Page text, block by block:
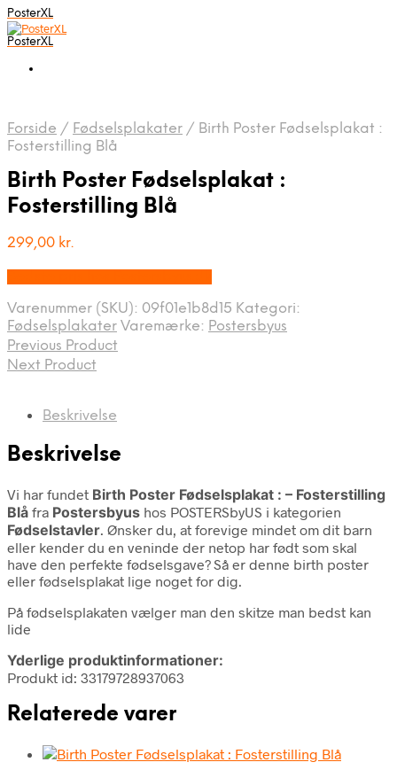
PosterXL
PosterXL
Forside / Fødselsplakater / Birth Poster Fødselsplakat :
Fosterstilling Blå
Birth Poster Fødselsplakat :
Fosterstilling Blå
299,00 kr.
Varenummer (SKU): 09f01e1b8d15 Kategori:
Fødselsplakater Varemærke: Postersbyus
Previous Product
Next Product
Beskrivelse
Beskrivelse
Vi har fundet Birth Poster Fødselsplakat : – Fosterstilling
Blå fra Postersbyus hos POSTERSbyUS i kategorien
Fødselstavler. Ønsker du, at forevige mindet om dit barn
eller kender du en veninde der netop har født som skal
have den perfekte fødselsgave? Så er denne birth poster
eller fødselsplakat lige noget for dig.
På fødselsplakaten vælger man den skitze man bedst kan
lide
Yderlige produktinformationer:
Produkt id: 33179728937063
Relaterede varer